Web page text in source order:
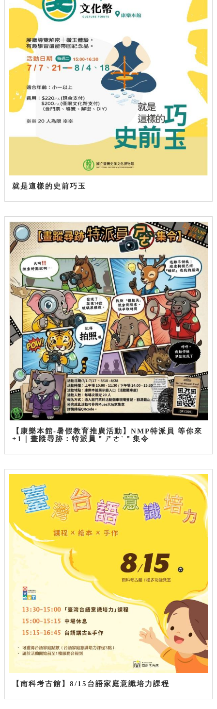
就是這樣的史前巧玉
【康樂本館-暑假教育推廣活動】NMP特派員 等你來
+1｜畫蹤尋跡：特派員＂ㄕㄜˋ＂集令
【南科考古館】8/15台語家庭意識培力課程